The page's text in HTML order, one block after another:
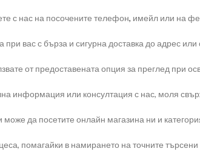
с нас на посочените телефон, имейл или на
при вас с бърза и сигурна доставка до адрес
от предоставената опция за преглед при
информация или консултация с нас, моля
да посетите онлайн магазина ни и
помагайки в намирането на точните търсени